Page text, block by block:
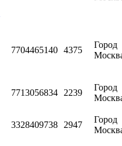
7704465140 4375
Город
7713056834 2239
Город
3328409738 2947
Город